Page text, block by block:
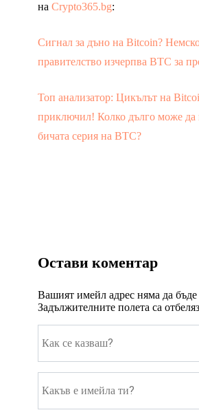
на Crypto365.bg:
Сигнал за дъно на Bitcoin?
правителство изчерпва BTC за
Топ анализатор: Цикълът на
приключил! Колко дълго може да
бичата серия на BTC?
Остави коментар
Вашият имейл адрес няма да
Задължителните полета са